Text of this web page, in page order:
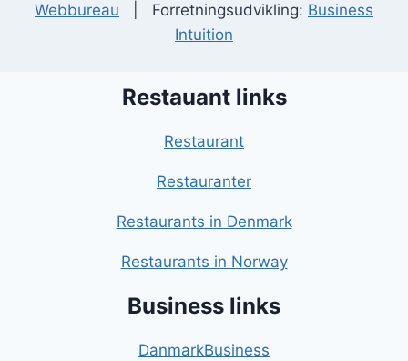
Webbureau | Forretningsudvikling: Business
Intuition
Restauant links
Restaurant
Restauranter
Restaurants in Denmark
Restaurants in Norway
Business links
DanmarkBusiness